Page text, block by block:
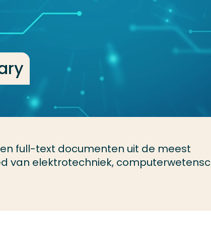
full-text documenten uit de meest
van elektrotechniek,